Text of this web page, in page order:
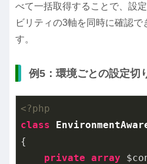
べて一括取得することで、設
ビリティの3軸を同時に確認で
す。
例5：環境ごとの設定切
<?php
class
{
private array